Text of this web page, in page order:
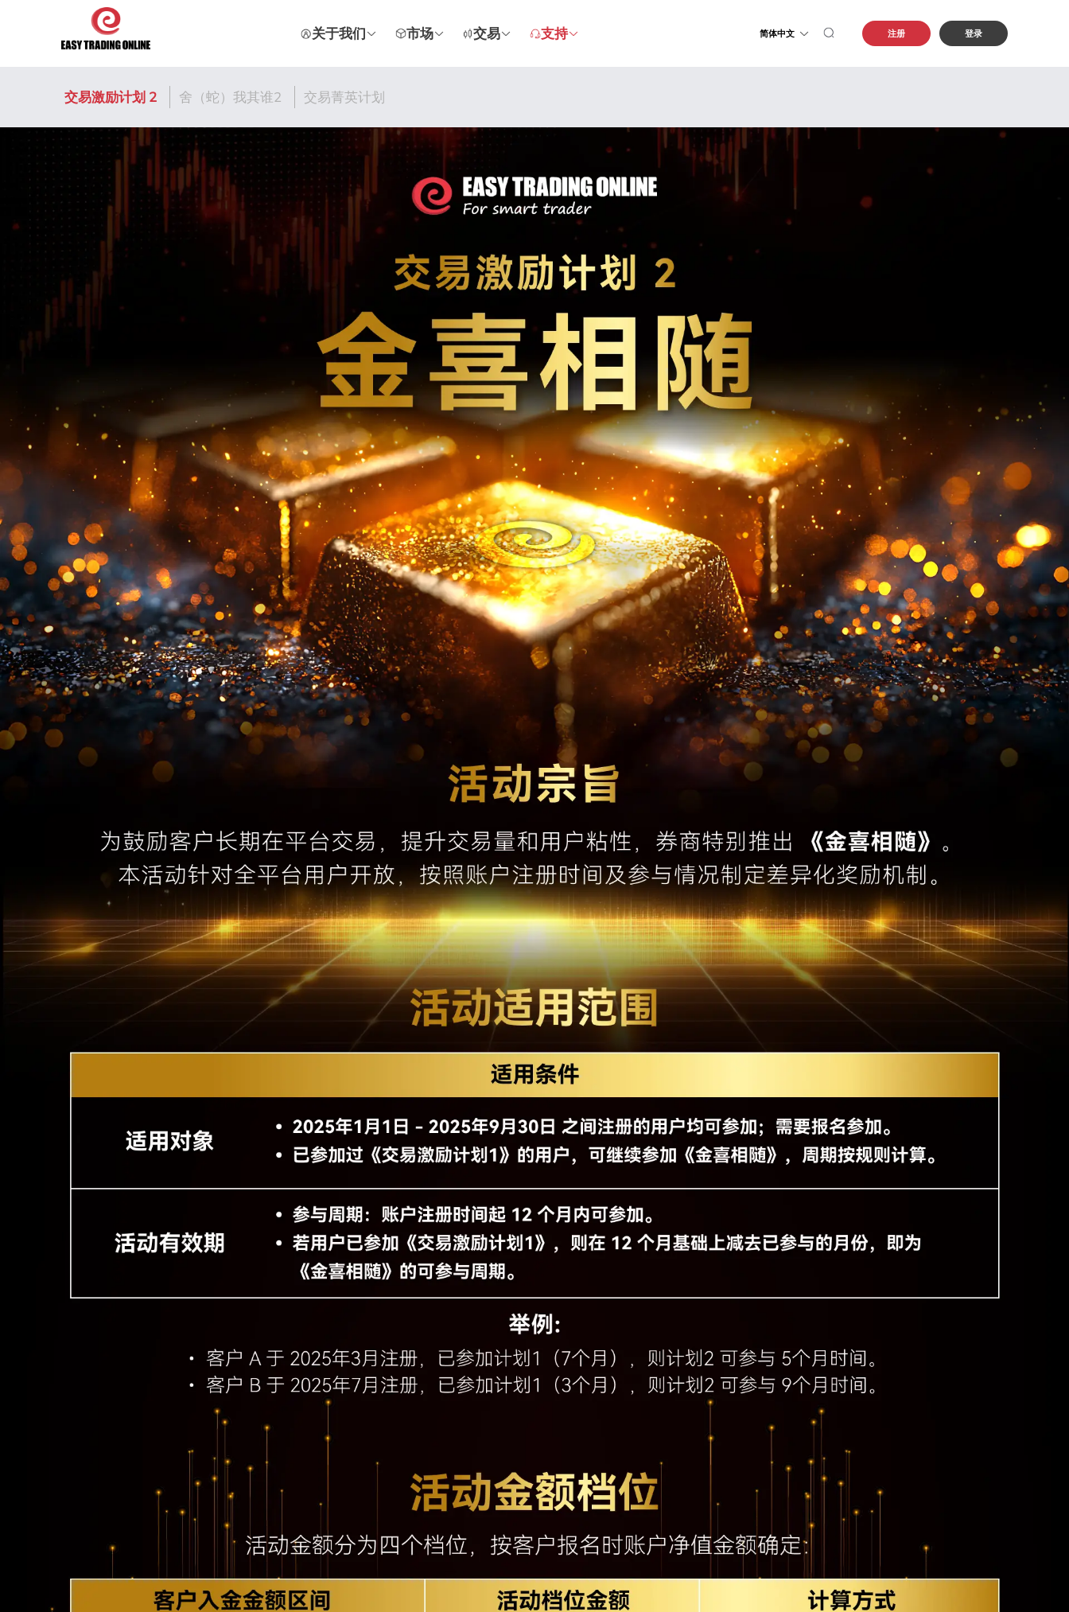
关于我们 市场 交易 支持 简体中文 注册 登录
交易激励计划 2 舍（蛇）我其谁2 交易菁英计划